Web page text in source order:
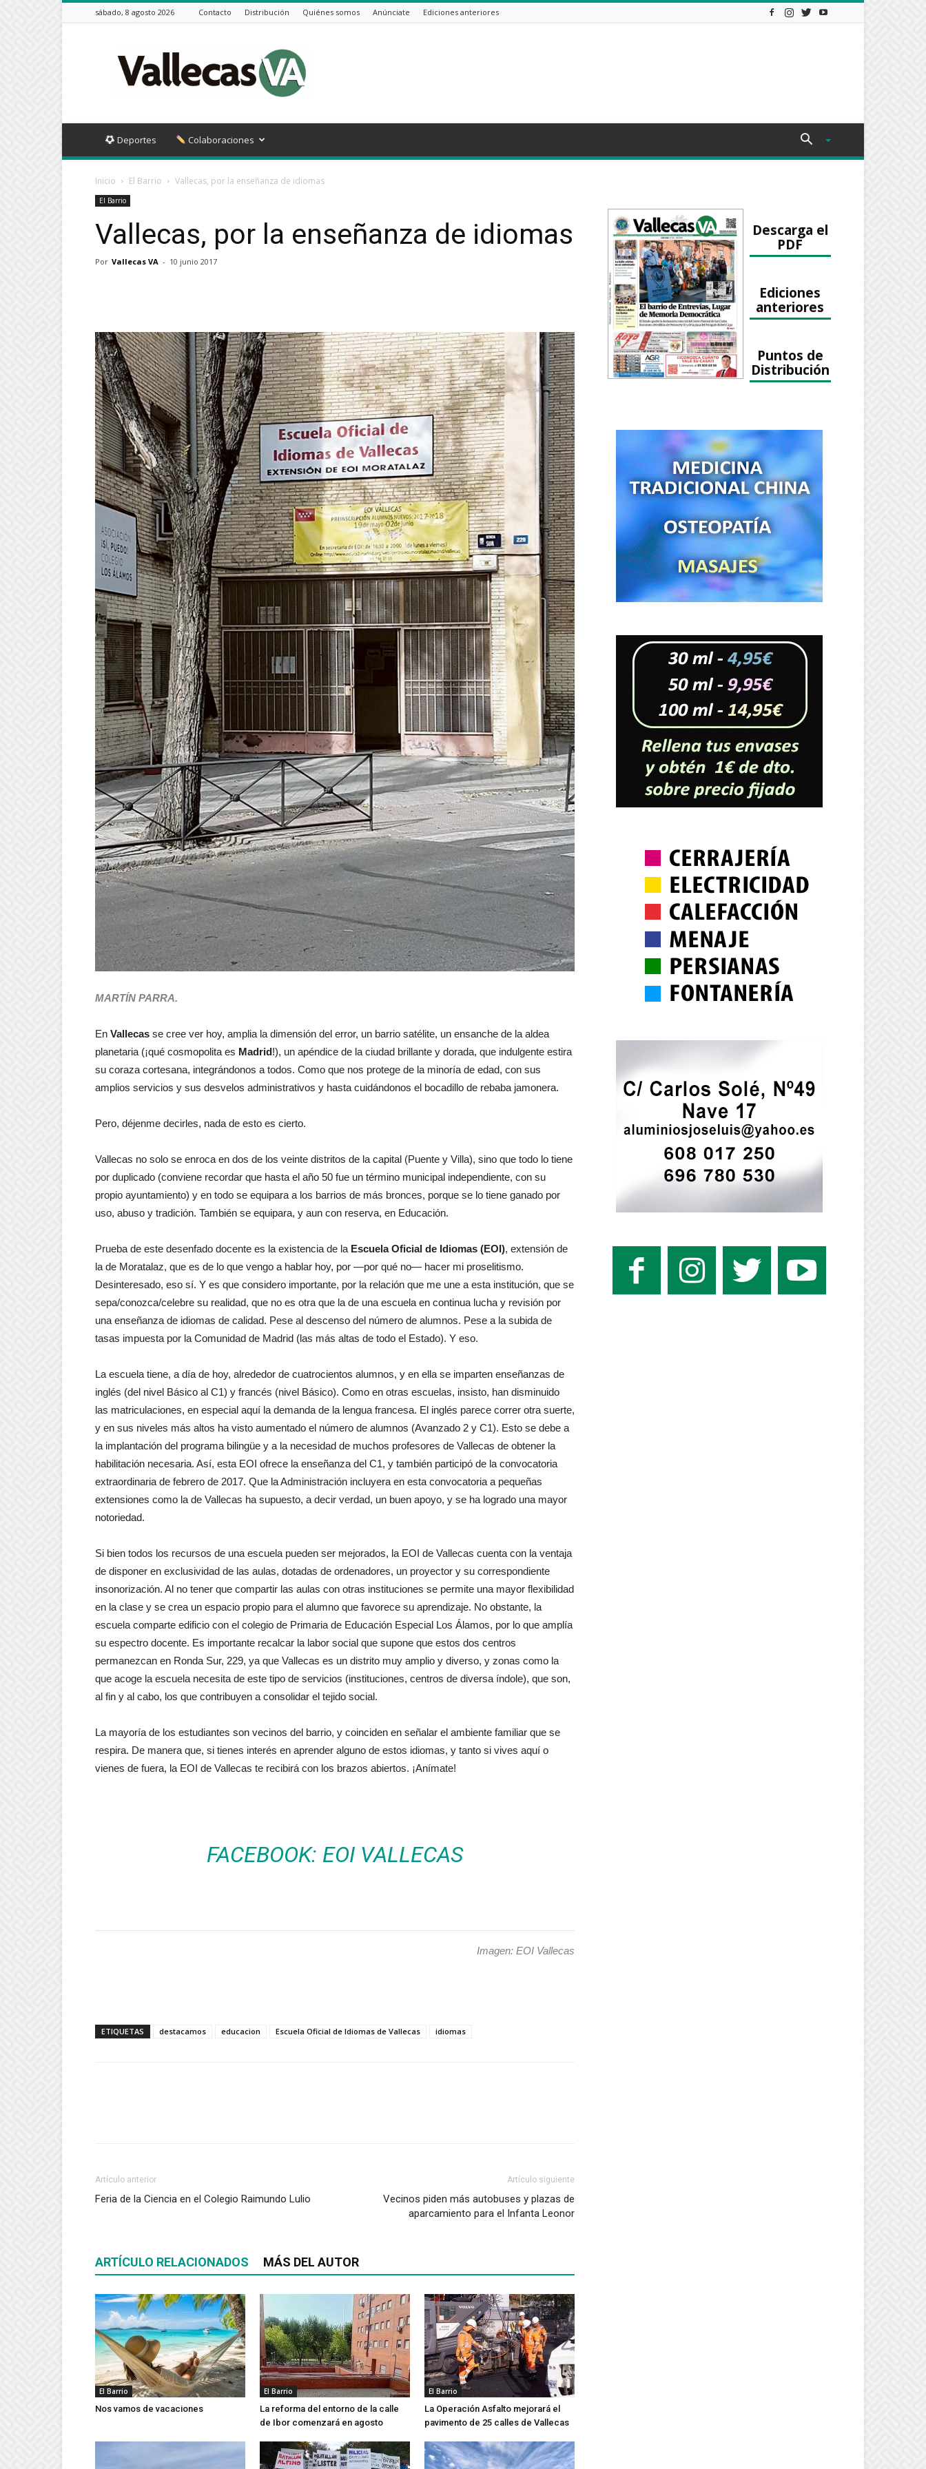
sábado, 8 agosto 2026 Contacto Distribución Quiénes somos Anúnciate Ediciones anteriores
VA
Deportes Colaboraciones
Inicio El Barrio Vallecas, por la enseñanza de idiomas
El Barrio
Vallecas, por la enseñanza de idiomas
Por Vallecas VA - 10 junio 2017
MARTÍN PARRA.
En Vallecas se cree ver hoy, amplia la dimensión del error, un barrio satélite, un ensanche de la aldea
planetaria (¡qué cosmopolita es Madrid!), un apéndice de la ciudad brillante y dorada, que indulgente estira
su coraza cortesana, integrándonos a todos. Como que nos protege de la minoría de edad, con sus
amplios servicios y sus desvelos administrativos y hasta cuidándonos el bocadillo de rebaba jamonera.
Pero, déjenme decirles, nada de esto es cierto.
Vallecas no solo se enroca en dos de los veinte distritos de la capital (Puente y Villa), sino que todo lo tiene
por duplicado (conviene recordar que hasta el año 50 fue un término municipal independiente, con su
propio ayuntamiento) y en todo se equipara a los barrios de más bronces, porque se lo tiene ganado por
uso, abuso y tradición. También se equipara, y aun con reserva, en Educación.
Prueba de este desenfado docente es la existencia de la Escuela Oficial de Idiomas (EOI), extensión de
la de Moratalaz, que es de lo que vengo a hablar hoy, por —por qué no— hacer mi proselitismo.
Desinteresado, eso sí. Y es que considero importante, por la relación que me une a esta institución, que se
sepa/conozca/celebre su realidad, que no es otra que la de una escuela en continua lucha y revisión por
una enseñanza de idiomas de calidad. Pese al descenso del número de alumnos. Pese a la subida de
tasas impuesta por la Comunidad de Madrid (las más altas de todo el Estado). Y eso.
La escuela tiene, a día de hoy, alrededor de cuatrocientos alumnos, y en ella se imparten enseñanzas de
inglés (del nivel Básico al C1) y francés (nivel Básico). Como en otras escuelas, insisto, han disminuido
las matriculaciones, en especial aquí la demanda de la lengua francesa. El inglés parece correr otra suerte,
y en sus niveles más altos ha visto aumentado el número de alumnos (Avanzado 2 y C1). Esto se debe a
la implantación del programa bilingüe y a la necesidad de muchos profesores de Vallecas de obtener la
habilitación necesaria. Así, esta EOI ofrece la enseñanza del C1, y también participó de la convocatoria
extraordinaria de febrero de 2017. Que la Administración incluyera en esta convocatoria a pequeñas
extensiones como la de Vallecas ha supuesto, a decir verdad, un buen apoyo, y se ha logrado una mayor
notoriedad.
Si bien todos los recursos de una escuela pueden ser mejorados, la EOI de Vallecas cuenta con la ventaja
de disponer en exclusividad de las aulas, dotadas de ordenadores, un proyector y su correspondiente
insonorización. Al no tener que compartir las aulas con otras instituciones se permite una mayor flexibilidad
en la clase y se crea un espacio propio para el alumno que favorece su aprendizaje. No obstante, la
escuela comparte edificio con el colegio de Primaria de Educación Especial Los Álamos, por lo que amplía
su espectro docente. Es importante recalcar la labor social que supone que estos dos centros
permanezcan en Ronda Sur, 229, ya que Vallecas es un distrito muy amplio y diverso, y zonas como la
que acoge la escuela necesita de este tipo de servicios (instituciones, centros de diversa índole), que son,
al fin y al cabo, los que contribuyen a consolidar el tejido social.
La mayoría de los estudiantes son vecinos del barrio, y coinciden en señalar el ambiente familiar que se
respira. De manera que, si tienes interés en aprender alguno de estos idiomas, y tanto si vives aquí o
vienes de fuera, la EOI de Vallecas te recibirá con los brazos abiertos. ¡Anímate!
FACEBOOK: EOI VALLECAS
Imagen: EOI Vallecas
ETIQUETAS destacamos educacion Escuela Oficial de Idiomas de Vallecas idiomas
Artículo anterior
Feria de la Ciencia en el Colegio Raimundo Lulio
Artículo siguiente
Vecinos piden más autobuses y plazas de
aparcamiento para el Infanta Leonor
ARTÍCULO RELACIONADOS MÁS DEL AUTOR
El Barrio
Nos vamos de vacaciones
El Barrio
La reforma del entorno de la calle
de Ibor comenzará en agosto
El Barrio
La Operación Asfalto mejorará el
pavimento de 25 calles de Vallecas
Descarga el
PDF
Ediciones
anteriores
Puntos de
Distribución